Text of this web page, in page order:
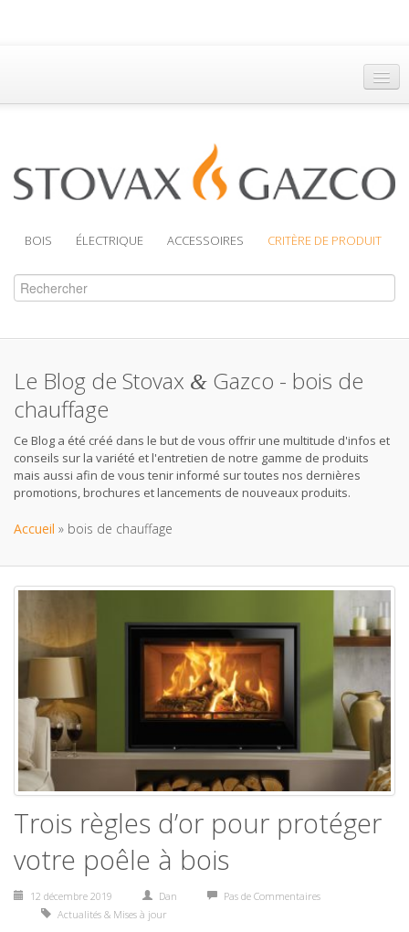
Accueil
Brochures
BOIS ÉLECTRIQUE ACCESSOIRES CRITÈRE DE PRODUIT
Le Blog de Stovax & Gazco - bois de
chauffage
Ce Blog a été créé dans le but de vous offrir une multitude d'infos et
conseils sur la variété et l'entretien de notre gamme de produits
mais aussi afin de vous tenir informé sur toutes nos dernières
promotions, brochures et lancements de nouveaux produits.
Accueil » bois de chauffage
Trois règles d’or pour protéger
votre poêle à bois
12 décembre 2019 Dan
Pas de Commentaires
Actualités & Mises à jour